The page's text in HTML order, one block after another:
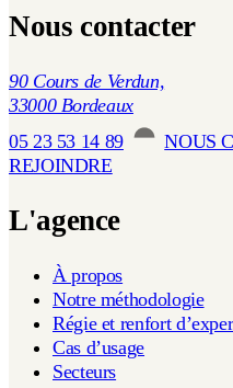
Nous contacter
90 Cours de Verdun,
33000 Bordeaux
05 23 53 14 89
NOUS
REJOINDRE
L'agence
À propos
Notre méthodologie
Régie et renfort
Cas d’usage
Secteurs